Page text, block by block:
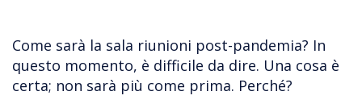
Come sarà la sala riunioni post-pandemia? In
questo momento, è difficile da dire. Una cosa è
certa; non sarà più come prima. Perché?